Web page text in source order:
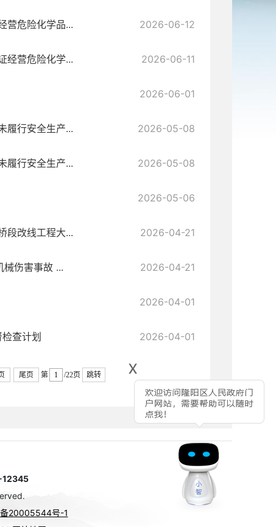
x
营危险化学品... 2026-06-12
经营危险化学... 2026-06-11
2026-06-01
履行安全生产... 2026-05-08
履行安全生产... 2026-05-08
2026-05-06
段改线工程大... 2026-04-21
械伤害事故 ... 2026-04-21
2026-04-01
查计划 2026-04-01
尾页 第 /22页 跳转
12345
20005544号-1